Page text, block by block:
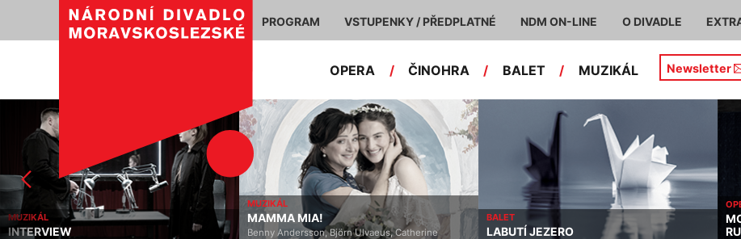
PROGRAM VSTUPENKY / PŘEDPLATNÉ NDM ON-LINE O DIVADLE
OPERA / ČINOHRA / BALET / MUZIKÁL Newsletter
MUZIKÁL
INTERVIEW
MUZIKÁL
MAMMA MIA!
Benny Andersson, Björn Ulvaeus, Catherine
BALET
LABUTÍ JEZERO